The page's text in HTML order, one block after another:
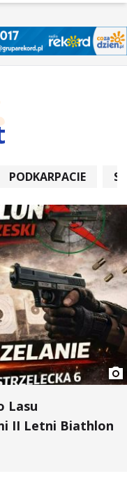
PODKARPACIE
Lasu
II Letni Biathlon